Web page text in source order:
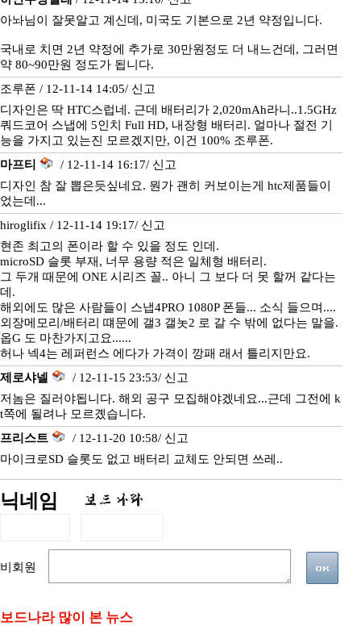
아놔님이 잘못알고 계신데, 미국도 기본으로 2년 약정입니다.
국내로 치면 2년 약정에 추가로 30만원정도 더 내느건데, 그러면
약 80~90만원 정도가 됩니다.
조루폰 / 12-11-14 14:05/ 신고
디자인은 딱 HTC스럽네. 근데 배터리가 2,020mAh라니..1.5GHz
쿼드코어 스냅에 5인치 Full HD, 내장형 배터리. 얼마나 절전 기
능을 가지고 있는진 모르겠지만, 이건 100% 조루폰.
마프티
/ 12-11-14 16:17/ 신고
디자인 참 잘 뽑은듯싶네요. 뭔가 괜히 커보이는게 htc제품들이
었는데...
hiroglifix / 12-11-14 19:17/ 신고
현존 최고의 폰이라 할 수 있을 정도 인데.
microSD 슬롯 부재, 너무 용량 적은 일체형 배터리.
그 두개 때문에 ONE 시리즈 꼴.. 아니 그 보다 더 못 할꺼 같다는
데.
해외에도 많은 사람들이 스냅4PRO 1080P 폰들... 소식 들으며....
외장메모리/배터리 떄문에 갤3 갤놋2 로 갈 수 밖에 없다는 말을.
옵G 도 마찬가지고요......
허나 넥4는 레퍼런스 에다가 가격이 깡패 래서 틀리지만요.
제로샤넬
/ 12-11-15 23:53/ 신고
저놈은 질러야됩니다. 해외 공구 모집해야겠네요...근데 그전에 k
t쪽에 될려나 모르곘습니다.
프리스트
/ 12-11-20 10:58/ 신고
마이크로SD 슬롯도 없고 배터리 교체도 안되면 쓰레..
닉네임
비회원
보드나라 많이 본 뉴스